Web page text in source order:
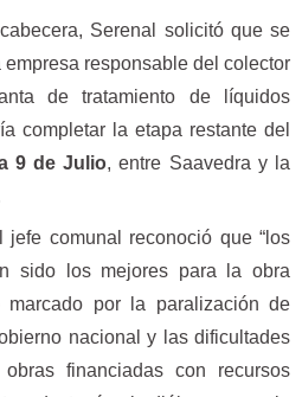
Serenal solicitó que se
responsable del colector
de tratamiento de líquidos
completar la etapa restante del
9 de Julio, entre Saavedra y la
comunal reconoció que “los
sido los mejores para la obra
marcado por la paralización de
nacional y las dificultades
financiadas con recursos